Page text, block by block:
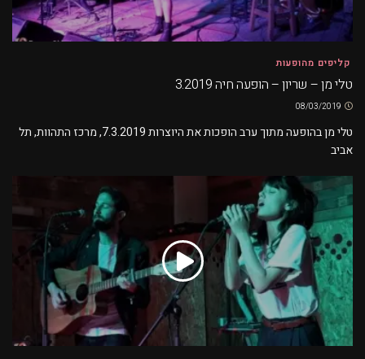
קליפים מהופעות
טלי מן – שריון – הופעה חיה 3.2019
טלי מן בהופעה מתוך ערב הופכות את היוצרות 7.3.2019, מרכז התהוות, תל
אביב